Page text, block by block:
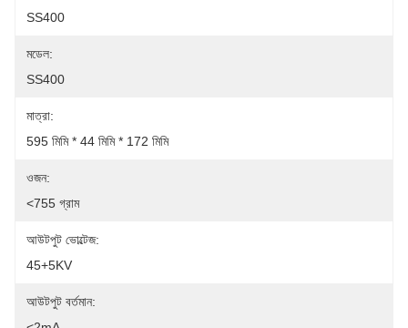
SS400
মডেল:
SS400
মাত্রা:
595 মিমি * 44 মিমি * 172 মিমি
ওজন:
<755 গ্রাম
আউটপুট ভোল্টেজ:
45+5KV
আউটপুট বর্তমান: